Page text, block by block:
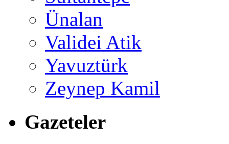
Ünalan
Validei Atik
Yavuztürk
Zeynep Kamil
Gazeteler